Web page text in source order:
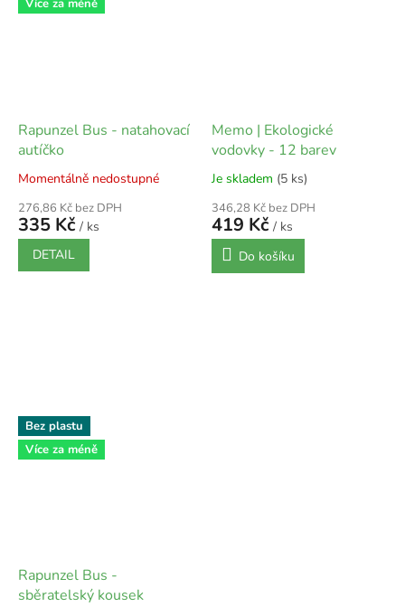
Více za méně
Rapunzel Bus - natahovací
autíčko
Momentálně nedostupné
276,86 Kč bez DPH
335 Kč / ks
DETAIL
Memo | Ekologické
vodovky - 12 barev
Je skladem (5 ks)
346,28 Kč bez DPH
419 Kč / ks
Do košíku
Bez plastu
Více za méně
Rapunzel Bus -
sběratelský kousek